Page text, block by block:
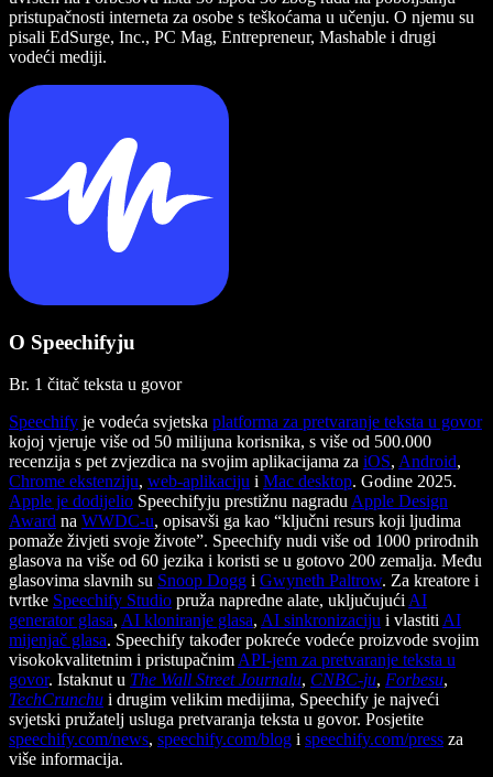
pristupačnosti interneta za osobe s teškoćama u učenju. O njemu su
pisali EdSurge, Inc., PC Mag, Entrepreneur, Mashable i drugi
vodeći mediji.
O Speechifyju
Br. 1 čitač teksta u govor
Speechify je vodeća svjetska platforma za pretvaranje teksta u govor
kojoj vjeruje više od 50 milijuna korisnika, s više od 500.000
recenzija s pet zvjezdica na svojim aplikacijama za iOS, Android,
Chrome ekstenziju, web-aplikaciju i Mac desktop. Godine 2025.
Apple je dodijelio Speechifyju prestižnu nagradu Apple Design
Award na WWDC-u, opisavši ga kao “ključni resurs koji ljudima
pomaže živjeti svoje živote”. Speechify nudi više od 1000 prirodnih
glasova na više od 60 jezika i koristi se u gotovo 200 zemalja. Među
glasovima slavnih su Snoop Dogg i Gwyneth Paltrow. Za kreatore i
tvrtke Speechify Studio pruža napredne alate, uključujući AI
generator glasa, AI kloniranje glasa, AI sinkronizaciju i vlastiti AI
mijenjač glasa. Speechify također pokreće vodeće proizvode svojim
visokokvalitetnim i pristupačnim API-jem za pretvaranje teksta u
govor. Istaknut u The Wall Street Journalu, CNBC-ju, Forbesu,
TechCrunchu i drugim velikim medijima, Speechify je najveći
svjetski pružatelj usluga pretvaranja teksta u govor. Posjetite
speechify.com/news, speechify.com/blog i speechify.com/press za
više informacija.